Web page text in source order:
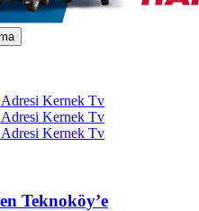
Kernek Tv
Kernek Tv
Kernek Tv
Teknoköy’e